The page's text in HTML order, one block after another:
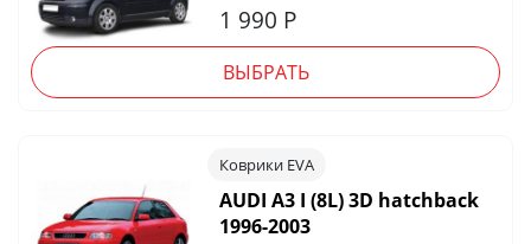
1 990 Р
ВЫБРАТЬ
Коврики EVA
AUDI A3 I (8L) 3D hatchback
1996-2003